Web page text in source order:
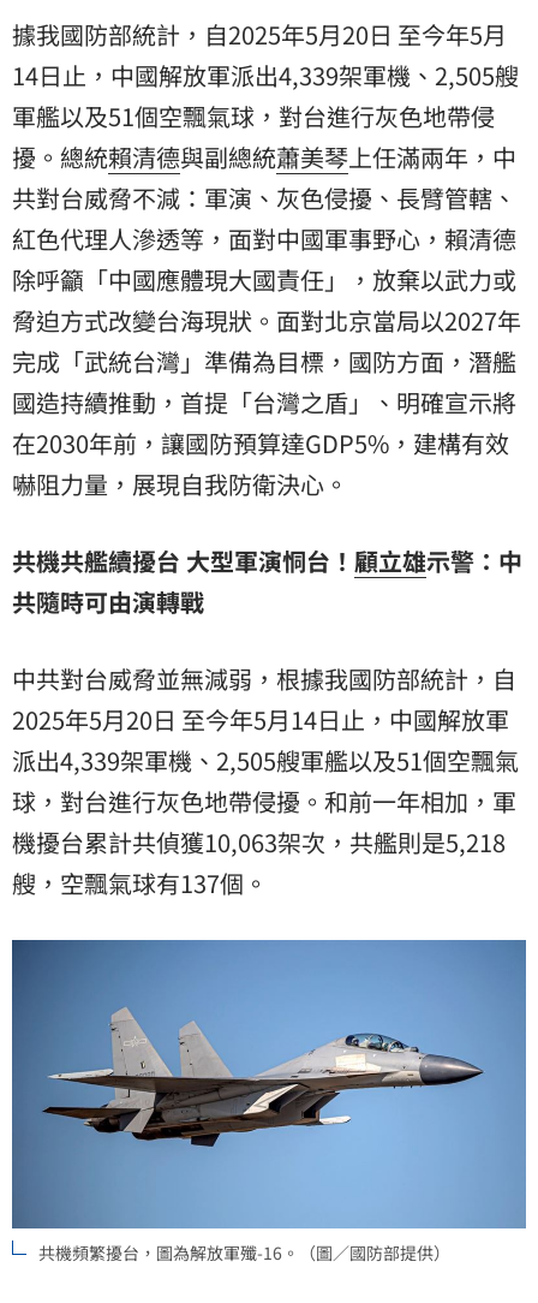
據我國防部統計，自2025年5月20日 至今年5月
14日止，中國解放軍派出4,339架軍機、2,505艘
軍艦以及51個空飄氣球，對台進行灰色地帶侵
擾。總統賴清德與副總統蕭美琴上任滿兩年，中
共對台威脅不減：軍演、灰色侵擾、長臂管轄、
紅色代理人滲透等，面對中國軍事野心，賴清德
除呼籲「中國應體現大國責任」，放棄以武力或
脅迫方式改變台海現狀。面對北京當局以2027年
完成「武統台灣」準備為目標，國防方面，潛艦
國造持續推動，首提「台灣之盾」、明確宣示將
在2030年前，讓國防預算達GDP5%，建構有效
嚇阻力量，展現自我防衛決心。
共機共艦續擾台 大型軍演恫台！ 顧立雄示警：中
共隨時可由演轉戰
中共對台威脅並無減弱，根據我國防部統計，自
2025年5月20日 至今年5月14日止，中國解放軍
派出4,339架軍機、2,505艘軍艦以及51個空飄氣
球，對台進行灰色地帶侵擾。和前一年相加，軍
機擾台累計共偵獲10,063架次，共艦則是5,218
艘，空飄氣球有137個。
共機頻繁擾台，圖為解放軍殲-16。（圖／國防部提供）